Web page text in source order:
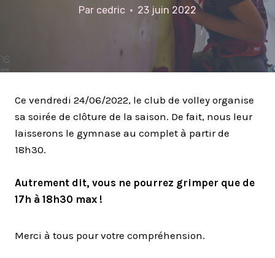
Par cedric 23 juin 2022
Ce vendredi 24/06/2022, le club de volley organise
sa soirée de clôture de la saison. De fait, nous leur
laisserons le gymnase au complet à partir de
18h30.
Autrement dit, vous ne pourrez grimper que de
17h à 18h30 max !
Merci à tous pour votre compréhension.